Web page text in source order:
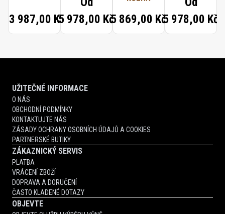
13 987,00 Kč5 978,00 Kč5 869,00 Kč5 978,00 Kč
UŽITEČNÉ INFORMACE
O NÁS
OBCHODNÍ PODMÍNKY
KONTAKTUJTE NÁS
ZÁSADY OCHRANY OSOBNÍCH ÚDAJŮ A COOKIES
PARTNERSKÉ BUTIKY
ZÁKAZNICKÝ SERVIS
PLATBA
VRÁCENÍ ZBOŽÍ
DOPRAVA A DORUČENÍ
ČASTO KLADENÉ DOTAZY
OBJEVTE